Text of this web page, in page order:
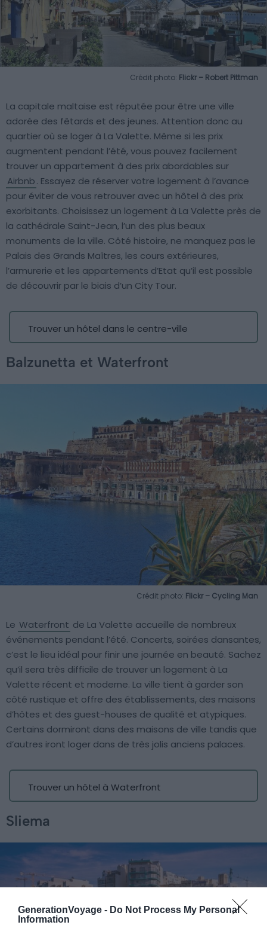
GenerationVoyage - Do Not Process My Personal
Information
Crédit photo: Flickr – Robert Pittman
La capitale maltaise est réputée pour être une ville
adorée des fêtards et des jeunes. Attention donc au
quartier où se loger à La Valette. Même si les prix
augmentent pendant l’été, vous pouvez facilement
trouver un appartement à des prix abordables sur
Airbnb. Essayez de réserver votre logement à l’avance
pour éviter de vous retrouver avec un hôtel à des prix
exorbitants. Choisissez un logement à La Valette près de
la cathédrale Saint-Jean, l’un des plus beaux
monuments de la ville. Côté histoire, ne manquez pas le
Palais des Grands Maîtres, les cours extérieures,
l’armurerie et les appartements d’Etat qu’il est possible
de découvrir par le biais d’un City Tour.
Trouver un hôtel dans le centre-ville
Balzunetta et Waterfront
Crédit photo: Flickr – Cycling Man
Le Waterfront de La Valette accueille de nombreux
événements pendant l’été. Concerts, soirées dansantes,
c’est le lieu idéal pour finir une journée en beauté. Sachez
qu’il sera très difficile de trouver un logement à La
Valette récent et moderne. La ville tient à garder son
côté rustique et offre des établissements, des maisons
d’hôtes et des guest-houses de qualité et atypiques.
Certains dormiront dans des maisons de ville tandis que
d’autres iront loger dans de très jolis anciens palaces.
Trouver un hôtel à Waterfront
Sliema